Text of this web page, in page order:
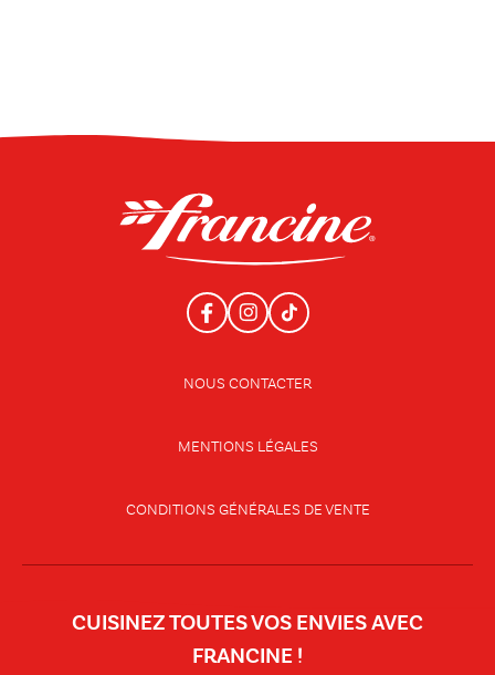
NOUS CONTACTER
MENTIONS LÉGALES
CONDITIONS GÉNÉRALES DE VENTE
CUISINEZ TOUTES VOS ENVIES AVEC
FRANCINE !